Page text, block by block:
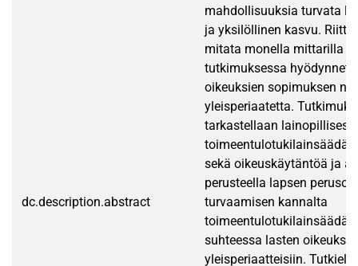
dc.description.abstract
mahdollisuuksia turvata
ja yksilöllinen kasvu.
mitata monella mittarilla
tutkimuksessa
oikeuksien sopimuksen
yleisperiaatetta.
tarkastellaan lainopillisesti
sekä oikeuskäytäntöä ja
perusteella lapsen
turvaamisen kannalta
suhteessa lasten
yleisperiaatteisiin.